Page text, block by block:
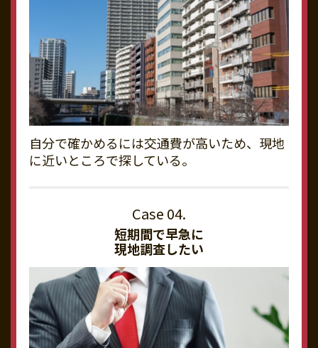
自分で確かめるには交通費が高いため、現地
に近いところで探している。
短期間で早急に
現地調査したい